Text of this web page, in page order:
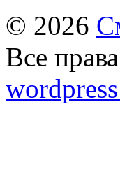
© 2026
Все